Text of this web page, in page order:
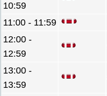
10:59
11:00 - 11:59
12:00 -
12:59
13:00 -
13:59